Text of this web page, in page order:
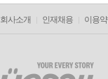
회사소개 인재채용 이용